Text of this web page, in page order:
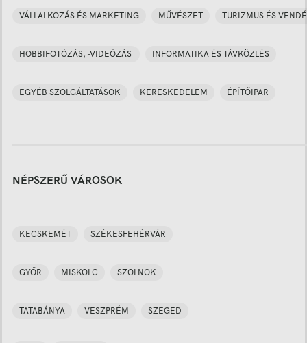
VÁLLALKOZÁS ÉS MARKETING MŰVÉSZET TURIZMUS ÉS
HOBBIFOTÓZÁS, -VIDEÓZÁS INFORMATIKA ÉS TÁVKÖZLÉS
EGYÉB SZOLGÁLTATÁSOK KERESKEDELEM ÉPÍTŐIPAR
NÉPSZERŰ VÁROSOK
KECSKEMÉT SZÉKESFEHÉRVÁR
GYŐR MISKOLC SZOLNOK
TATABÁNYA VESZPRÉM SZEGED